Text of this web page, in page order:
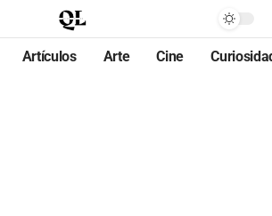
Artículos Arte Cine